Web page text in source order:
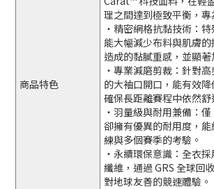
商品特色
理之間達到極致平衡，專
・精密網格抗黏技術：
能大幅減少布料與肌膚
造成的黏膩重感，並顯著
・專業減磨剪裁：針對
的大袖口開口，能有效降
確保長距離賽程中依然舒
・羽量級與耐用兼備：
卻擁有優異的耐用度，
練與多個賽季的考驗。
・永續環保意識：全衣
纖維，通過 GRS 全球回
對地球友善的競速體驗。